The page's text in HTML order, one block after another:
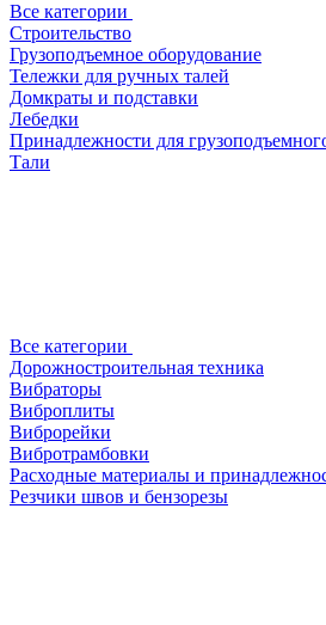
Все категории
Строительство
Грузоподъемное оборудование
Тележки для ручных талей
Домкраты и подставки
Лебедки
Принадлежности для
Тали
Все категории
Дорожностроительная техника
Вибраторы
Виброплиты
Виброрейки
Вибротрамбовки
Расходные материалы и
Резчики швов и бензорезы